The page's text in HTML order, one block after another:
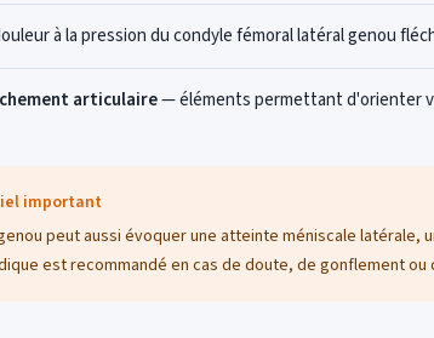
à la pression du condyle fémoral latéral genou
articulaire— éléments permettant d'orienter
important
peut aussi évoquer une atteinte méniscale
est recommandé en cas de doute, de gonflement ou